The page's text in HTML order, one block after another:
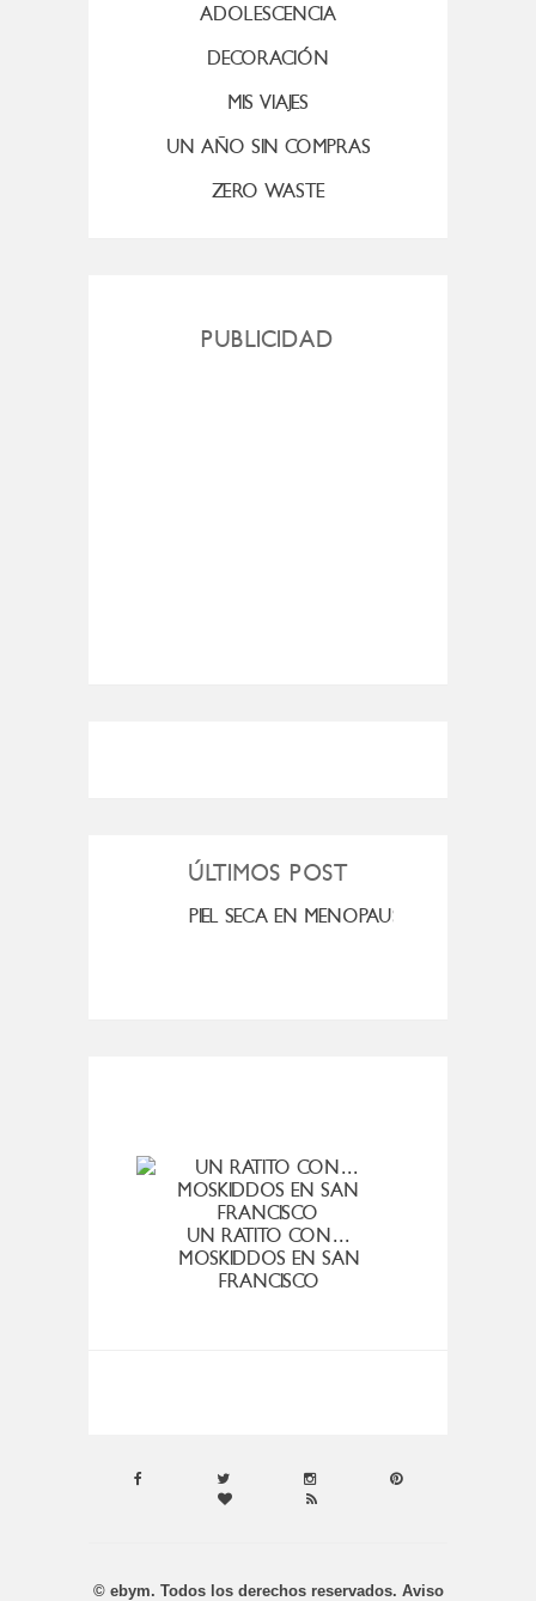
ADOLESCENCIA
DECORACIÓN
MIS VIAJES
UN AÑO SIN COMPRAS
ZERO WASTE
PUBLICIDAD
ÚLTIMOS POST
PIEL SECA EN MENOPAUSIA
UN RATITO CON…
MOSKIDDOS EN SAN
FRANCISCO
© ebym. Todos los derechos reservados. Aviso